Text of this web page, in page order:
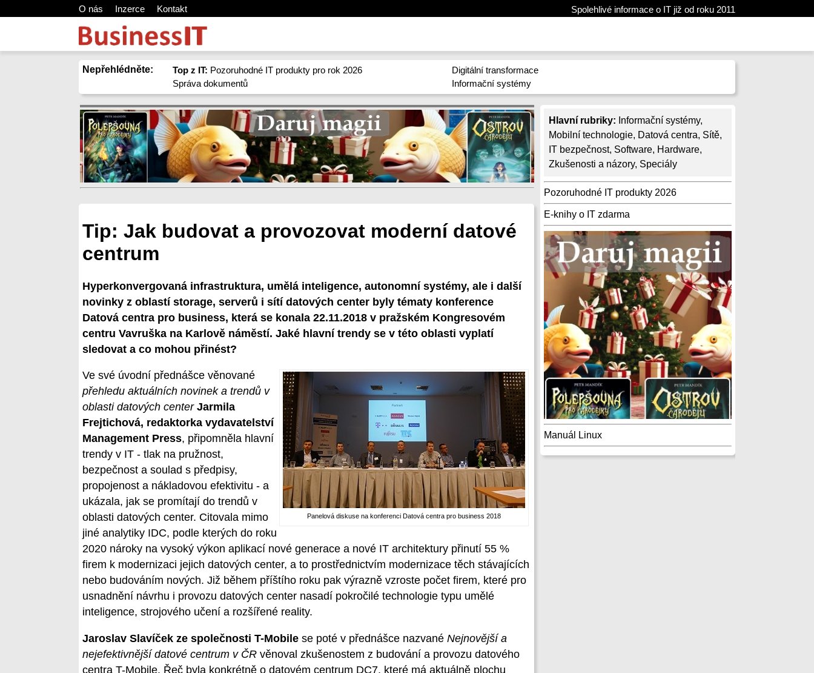
O nás Inzerce Kontakt Spolehlivé informace o IT již od roku 2011
Nepřehlédněte: Top z IT: Pozoruhodné IT produkty pro rok 2026
Správa dokumentů
Digitální transformace
Informační systémy
Hlavní rubriky: Informační systémy,
Mobilní technologie, Datová centra, Sítě,
IT bezpečnost, Software, Hardware,
Zkušenosti a názory, Speciály
Pozoruhodné IT produkty 2026
E-knihy o IT zdarma
Manuál Linux
Tip: Jak budovat a provozovat moderní datové
centrum
Hyperkonvergovaná infrastruktura, umělá inteligence, autonomní systémy, ale i další
novinky z oblastí storage, serverů i sítí datových center byly tématy konference
Datová centra pro business, která se konala 22.11.2018 v pražském Kongresovém
centru Vavruška na Karlově náměstí. Jaké hlavní trendy se v této oblasti vyplatí
sledovat a co mohou přinést?
Panelová diskuse na konferenci Datová centra pro business 2018
Ve své úvodní přednášce věnované
přehledu aktuálních novinek a trendů v
oblasti datových center Jarmila
Frejtichová, redaktorka vydavatelství
Management Press, připomněla hlavní
trendy v IT - tlak na pružnost,
bezpečnost a soulad s předpisy,
propojenost a nákladovou efektivitu - a
ukázala, jak se promítají do trendů v
oblasti datových center. Citovala mimo
jiné analytiky IDC, podle kterých do roku
2020 nároky na vysoký výkon aplikací nové generace a nové IT architektury přinutí 55 %
firem k modernizaci jejich datových center, a to prostřednictvím modernizace těch stávajících
nebo budováním nových. Již během příštího roku pak výrazně vzroste počet firem, které pro
usnadnění návrhu i provozu datových center nasadí pokročilé technologie typu umělé
inteligence, strojového učení a rozšířené reality.
Jaroslav Slavíček ze společnosti T-Mobile se poté v přednášce nazvané Nejnovější a
nejefektivnější datové centrum v ČR věnoval zkušenostem z budování a provozu datového
centra T-Mobile. Řeč byla konkrétně o datovém centrum DC7, které má aktuálně plochu